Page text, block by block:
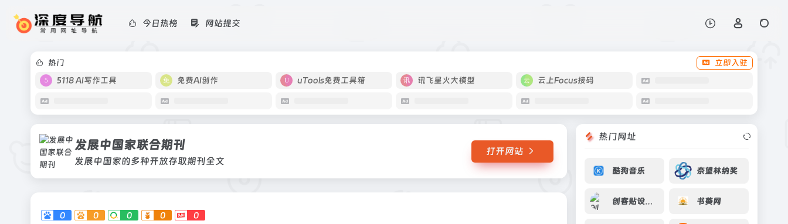
今日热榜 网站提交
热门
立即入驻
5118 AI写作工具
免费AI创作 uTools免费工具箱 讯飞星火大模型 云上Focus接码
发展中国家联合期刊
发展中国家的多种开放存取期刊全文
打开网站
0 0 0 0 0
热门网址
酷狗音乐 奈望林纳奖
创客贴设计神器 书葵网